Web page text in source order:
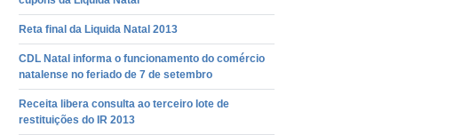
Reta final da Liquida Natal 2013
CDL Natal informa o funcionamento do comércio
natalense no feriado de 7 de setembro
Receita libera consulta ao terceiro lote de
restituições do IR 2013